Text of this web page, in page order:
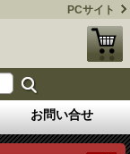
PCサイト
お問い合せ